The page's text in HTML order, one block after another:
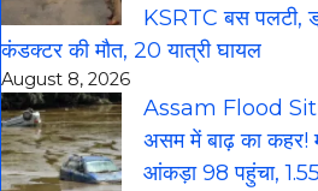
KSRTC बस पलटी,
कंडक्टर की मौत, 20 यात्री घायल
August 8, 2026
Assam Flood
असम में बाढ़ का कहर!
आंकड़ा 98 पहुंचा,